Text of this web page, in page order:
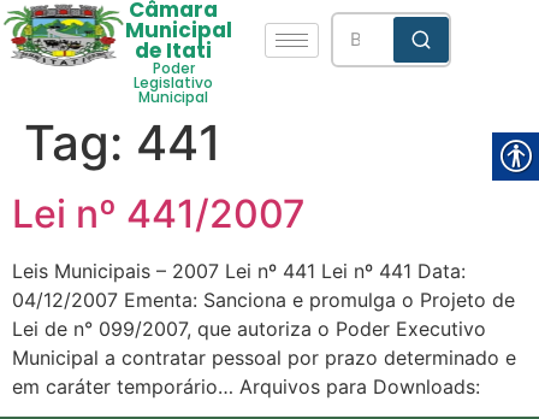
Câmara
Municipal
de Itati
Poder
Legislativo
Municipal
Tag: 441
Lei nº 441/2007
Leis Municipais – 2007 Lei nº 441 Lei nº 441 Data:
04/12/2007 Ementa: Sanciona e promulga o Projeto de
Lei de n° 099/2007, que autoriza o Poder Executivo
Municipal a contratar pessoal por prazo determinado e
em caráter temporário… Arquivos para Downloads: